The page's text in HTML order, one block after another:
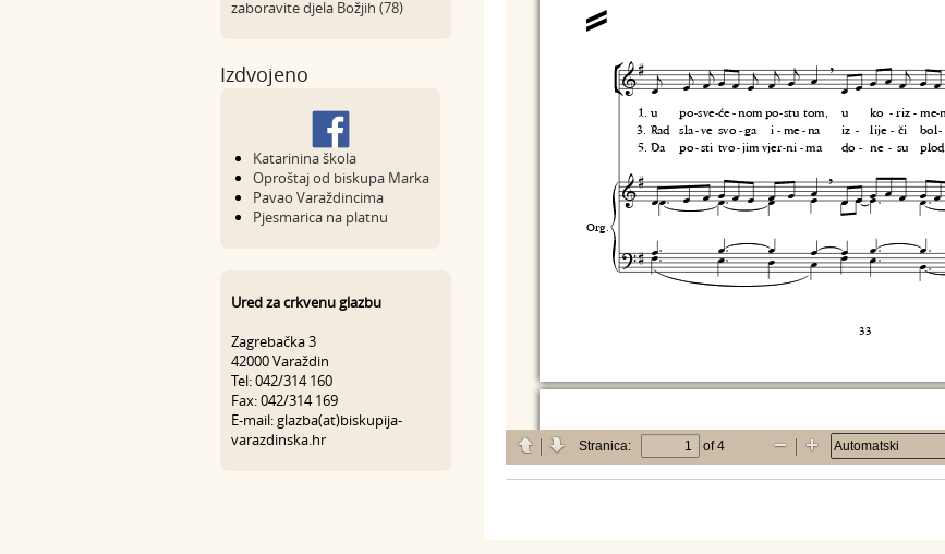
zaboravite djela Božjih (78)
Izdvojeno
Katarinina škola
Oproštaj od biskupa Marka
Pavao Varaždincima
Pjesmarica na platnu
Ured za crkvenu glazbu
Zagrebačka 3
42000 Varaždin
Tel: 042/314 160
Fax: 042/314 169
E-mail: glazba(at)biskupija-
varazdinska.hr